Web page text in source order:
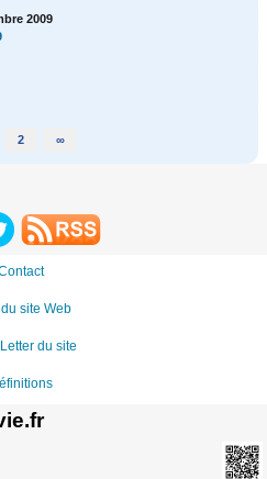
2009
2 ∞
site Web
du site